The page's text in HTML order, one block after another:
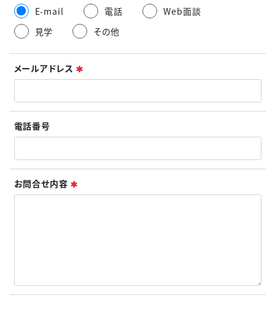
E-mail 電話
Web面談
見学
その他
メールアドレス
電話番号
お問合せ内容